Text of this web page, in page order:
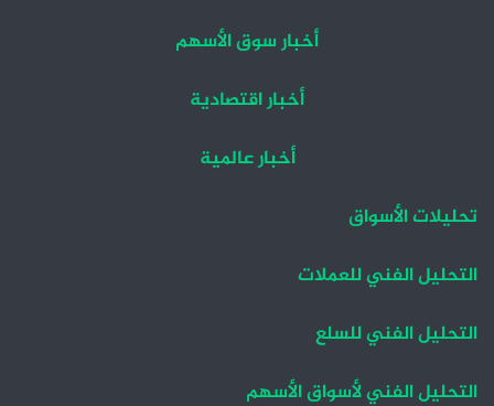
أخبار سوق الأسهم
أخبار اقتصادية
أخبار عالمية
تحليلات الأسواق
التحليل الفني للعملات
التحليل الفني للسلع
التحليل الفني لأسواق الأسهم